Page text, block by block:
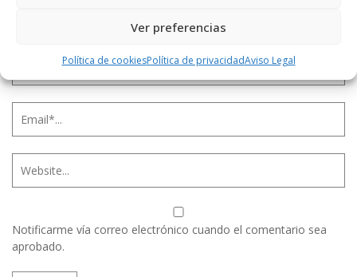
Ver preferencias
Política de cookiesPolítica de privacidadAviso Legal
Notificarme vía correo electrónico cuando el comentario sea
aprobado.